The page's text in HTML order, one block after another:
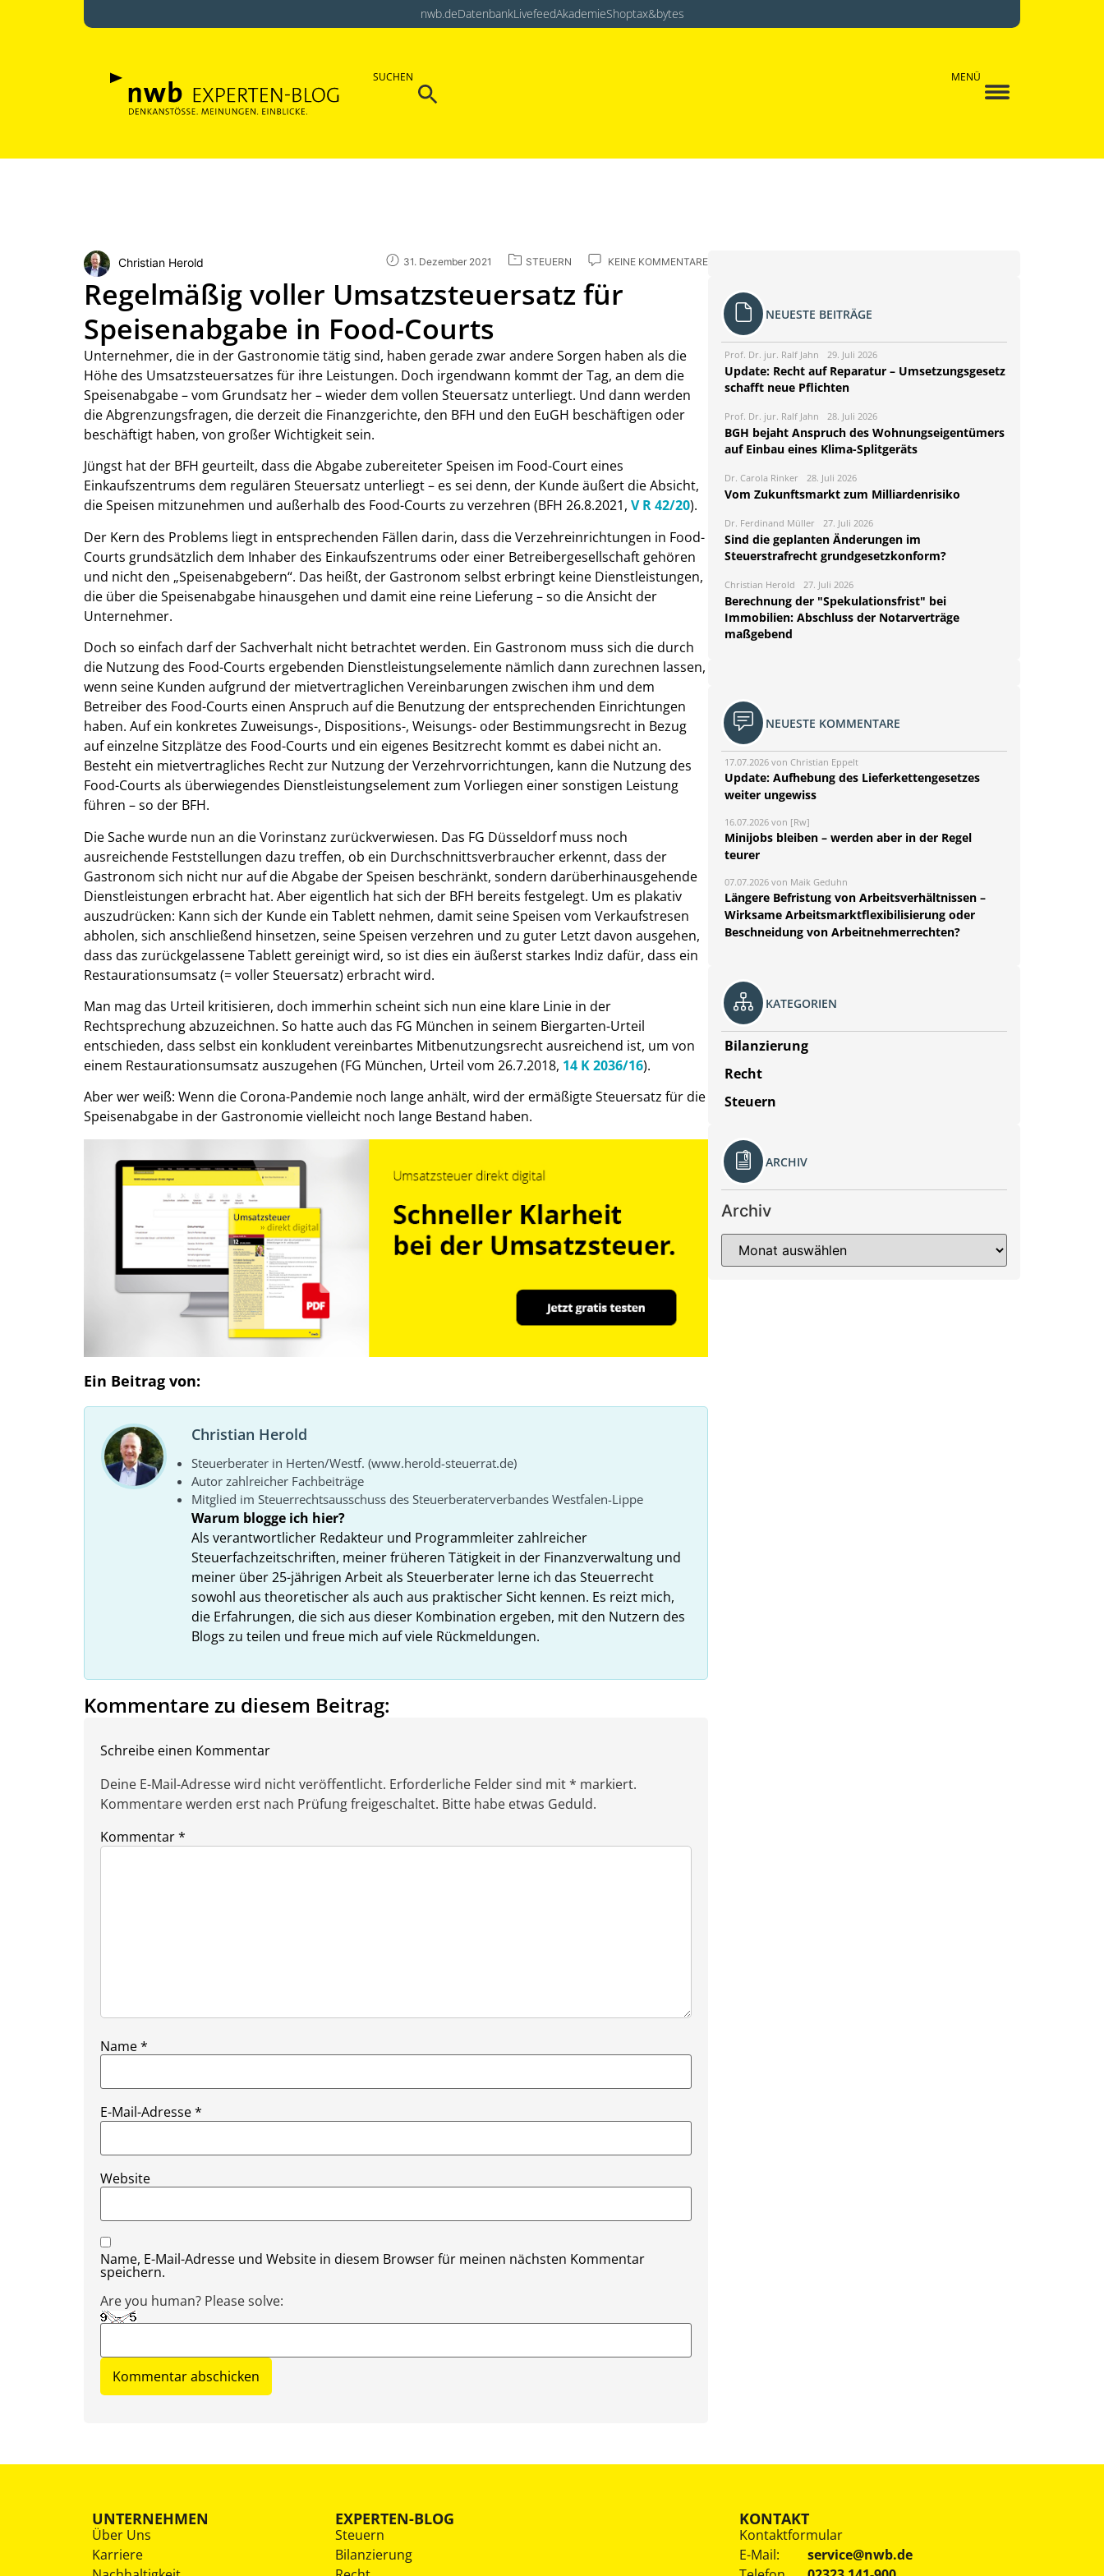
nwb.deDatenbankLivefeedAkademieShoptax&bytes
SUCHEN
Search
MENÜ
Christian Herold 31. Dezember 2021 STEUERN KEINE KOMMENTARE
Regelmäßig voller Umsatzsteuersatz für
Speisenabgabe in Food-Courts
Unternehmer, die in der Gastronomie tätig sind, haben gerade zwar andere Sorgen haben als die
Höhe des Umsatzsteuersatzes für ihre Leistungen. Doch irgendwann kommt der Tag, an dem die
Speisenabgabe – vom Grundsatz her – wieder dem vollen Steuersatz unterliegt. Und dann werden
die Abgrenzungsfragen, die derzeit die Finanzgerichte, den BFH und den EuGH beschäftigen oder
beschäftigt haben, von großer Wichtigkeit sein.
Jüngst hat der BFH geurteilt, dass die Abgabe zubereiteter Speisen im Food-Court eines
Einkaufszentrums dem regulären Steuersatz unterliegt – es sei denn, der Kunde äußert die Absicht,
die Speisen mitzunehmen und außerhalb des Food-Courts zu verzehren (BFH 26.8.2021, V R 42/20).
Der Kern des Problems liegt in entsprechenden Fällen darin, dass die Verzehreinrichtungen in Food-
Courts grundsätzlich dem Inhaber des Einkaufszentrums oder einer Betreibergesellschaft gehören
und nicht den „Speisenabgebern“. Das heißt, der Gastronom selbst erbringt keine Dienstleistungen,
die über die Speisenabgabe hinausgehen und damit eine reine Lieferung – so die Ansicht der
Unternehmer.
Doch so einfach darf der Sachverhalt nicht betrachtet werden. Ein Gastronom muss sich die durch
die Nutzung des Food-Courts ergebenden Dienstleistungselemente nämlich dann zurechnen lassen,
wenn seine Kunden aufgrund der mietvertraglichen Vereinbarungen zwischen ihm und dem
Betreiber des Food-Courts einen Anspruch auf die Benutzung der entsprechenden Einrichtungen
haben. Auf ein konkretes Zuweisungs-, Dispositions-, Weisungs- oder Bestimmungsrecht in Bezug
auf einzelne Sitzplätze des Food-Courts und ein eigenes Besitzrecht kommt es dabei nicht an.
Besteht ein mietvertragliches Recht zur Nutzung der Verzehrvorrichtungen, kann die Nutzung des
Food-Courts als überwiegendes Dienstleistungselement zum Vorliegen einer sonstigen Leistung
führen – so der BFH.
Die Sache wurde nun an die Vorinstanz zurückverwiesen. Das FG Düsseldorf muss noch
ausreichende Feststellungen dazu treffen, ob ein Durchschnittsverbraucher erkennt, dass der
Gastronom sich nicht nur auf die Abgabe der Speisen beschränkt, sondern darüberhinausgehende
Dienstleistungen erbracht hat. Aber eigentlich hat sich der BFH bereits festgelegt. Um es plakativ
auszudrücken: Kann sich der Kunde ein Tablett nehmen, damit seine Speisen vom Verkaufstresen
abholen, sich anschließend hinsetzen, seine Speisen verzehren und zu guter Letzt davon ausgehen,
dass das zurückgelassene Tablett gereinigt wird, so ist dies ein äußerst starkes Indiz dafür, dass ein
Restaurationsumsatz (= voller Steuersatz) erbracht wird.
Man mag das Urteil kritisieren, doch immerhin scheint sich nun eine klare Linie in der
Rechtsprechung abzuzeichnen. So hatte auch das FG München in seinem Biergarten-Urteil
entschieden, dass selbst ein konkludent vereinbartes Mitbenutzungsrecht ausreichend ist, um von
einem Restaurationsumsatz auszugehen (FG München, Urteil vom 26.7.2018, 14 K 2036/16).
Aber wer weiß: Wenn die Corona-Pandemie noch lange anhält, wird der ermäßigte Steuersatz für die
Speisenabgabe in der Gastronomie vielleicht noch lange Bestand haben.
Ein Beitrag von:
Christian Herold
Steuerberater in Herten/Westf. (www.herold-steuerrat.de)
Autor zahlreicher Fachbeiträge
Mitglied im Steuerrechtsausschuss des Steuerberaterverbandes Westfalen-Lippe
Warum blogge ich hier?
Als verantwortlicher Redakteur und Programmleiter zahlreicher
Steuerfachzeitschriften, meiner früheren Tätigkeit in der Finanzverwaltung und
meiner über 25-jährigen Arbeit als Steuerberater lerne ich das Steuerrecht
sowohl aus theoretischer als auch aus praktischer Sicht kennen. Es reizt mich,
die Erfahrungen, die sich aus dieser Kombination ergeben, mit den Nutzern des
Blogs zu teilen und freue mich auf viele Rückmeldungen.
Kommentare zu diesem Beitrag:
Schreibe einen Kommentar
Deine E-Mail-Adresse wird nicht veröffentlicht. Erforderliche Felder sind mit * markiert.
Kommentare werden erst nach Prüfung freigeschaltet. Bitte habe etwas Geduld.
Kommentar*
Name*
E-Mail-Adresse*
Website
Name, E-Mail-Adresse und Website in diesem Browser für meinen nächsten Kommentar
speichern.
Are you human? Please solve:
NEUESTE BEITRÄGE
Prof. Dr. jur. Ralf Jahn 29. Juli 2026
Update: Recht auf Reparatur – Umsetzungsgesetz
schafft neue Pflichten
Prof. Dr. jur. Ralf Jahn 28. Juli 2026
BGH bejaht Anspruch des Wohnungseigentümers
auf Einbau eines Klima-Splitgeräts
Dr. Carola Rinker 28. Juli 2026
Vom Zukunftsmarkt zum Milliardenrisiko
Dr. Ferdinand Müller 27. Juli 2026
Sind die geplanten Änderungen im
Steuerstrafrecht grundgesetzkonform?
Christian Herold 27. Juli 2026
Berechnung der "Spekulationsfrist" bei
Immobilien: Abschluss der Notarverträge
maßgebend
NEUESTE KOMMENTARE
17.07.2026 von Christian Eppelt
Update: Aufhebung des Lieferkettengesetzes
weiter ungewiss
16.07.2026 von [Rw]
Minijobs bleiben – werden aber in der Regel
teurer
07.07.2026 von Maik Geduhn
Längere Befristung von Arbeitsverhältnissen –
Wirksame Arbeitsmarktflexibilisierung oder
Beschneidung von Arbeitnehmerrechten?
KATEGORIEN
Bilanzierung
Recht
Steuern
ARCHIV
Archiv
UNTERNEHMEN
Über Uns
Karriere
EXPERTEN-BLOG
Steuern
Bilanzierung
KONTAKT
Kontaktformular
E-Mail:
service@nwb.de